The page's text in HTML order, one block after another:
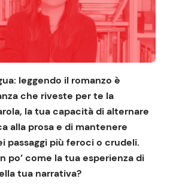
leggendo il romanzo è
che riveste per te la
la tua capacità di alternare
alla prosa e di mantenere
passaggi più feroci o crudeli.
po’ come la tua esperienza di
tua narrativa?